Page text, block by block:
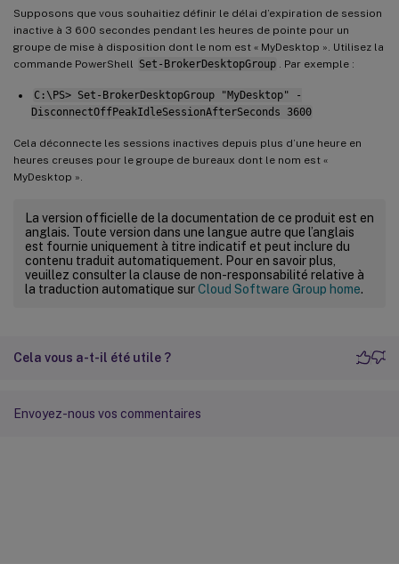
Supposons que vous souhaitiez définir le délai d’expiration de session
inactive à 3 600 secondes pendant les heures de pointe pour un
groupe de mise à disposition dont le nom est « MyDesktop ». Utilisez la
commande PowerShell
Set-BrokerDesktopGroup . Par exemple :
C:\PS> Set-BrokerDesktopGroup "MyDesktop" -
DisconnectOffPeakIdleSessionAfterSeconds 3600
Cela déconnecte les sessions inactives depuis plus d’une heure en
heures creuses pour le groupe de bureaux dont le nom est «
MyDesktop ».
La version officielle de la documentation de ce produit est en
anglais. Toute version dans une langue autre que l’anglais
est fournie uniquement à titre indicatif et peut inclure du
contenu traduit automatiquement. Pour en savoir plus,
veuillez consulter la clause de non-responsabilité relative à
la traduction automatique surCloud Software Group home.
Cela vous a-t-il été utile ?
Envoyez-nous vos commentaires